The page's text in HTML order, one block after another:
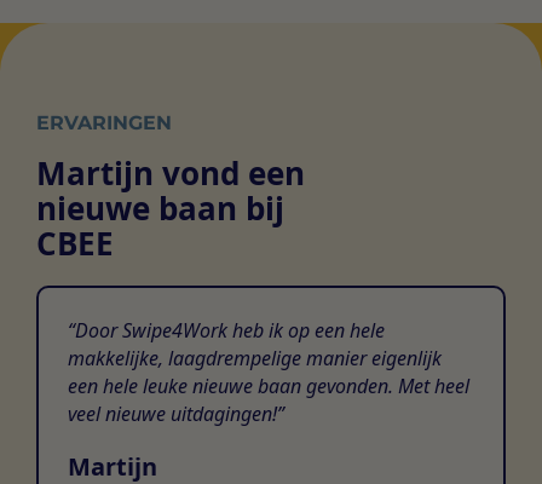
ERVARINGEN
Martijn vond een
nieuwe baan bij
CBEE
Door Swipe4Work heb ik op een hele
makkelijke, laagdrempelige manier eigenlijk
een hele leuke nieuwe baan gevonden. Met heel
veel nieuwe uitdagingen!
Martijn